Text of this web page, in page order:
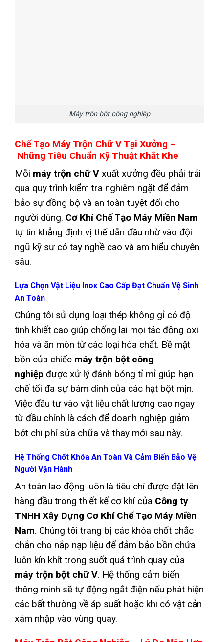
Máy trộn bột công nghiệp
Chế Tạo Máy Trộn Chữ V Tại Xưởng –
Những Tiêu Chuẩn Kỹ Thuật Khắt Khe
Mỗi máy trộn chữ V xuất xưởng đều phải trải
qua quy trình kiểm tra nghiêm ngặt để đảm
bảo sự đồng bộ và an toàn tuyệt đối cho
người dùng. Cơ Khí Chế Tạo Máy Miền Nam
tự tin khẳng định vị thế dẫn đầu nhờ vào đội
ngũ kỹ sư có tay nghề cao và am hiểu chuyên
sâu.
Lựa Chọn Vật Liệu Inox Cao Cấp Đạt Chuẩn Vệ Sinh
An Toàn
Chúng tôi sử dụng loại thép không gỉ có độ
tinh khiết cao giúp chống lại mọi tác động oxi
hóa và ăn mòn từ các loại hóa chất. Bề mặt
bồn của chiếc máy trộn bột công
nghiệp được xử lý đánh bóng tỉ mỉ giúp hạn
chế tối đa sự bám dính của các hạt bột mịn.
Việc đầu tư vào vật liệu chất lượng cao ngay
từ đầu chính là cách để doanh nghiệp giảm
bớt chi phí sửa chữa và thay mới sau này.
Hệ Thống Chốt Khóa An Toàn Và Cảm Biến Bảo Vệ
Người Vận Hành
An toàn lao động luôn là tiêu chí được đặt lên
hàng đầu trong thiết kế cơ khí của Công ty
TNHH Xây Dựng Cơ Khí Chế Tạo Máy Miền
Nam. Chúng tôi trang bị các khóa chốt chắc
chắn cho nắp nạp liệu để đảm bảo bồn chứa
luôn kín khít trong suốt quá trình quay của
máy trộn bột chữ V. Hệ thống cảm biến
thông minh sẽ tự động ngắt điện nếu phát hiện
các bất thường về áp suất hoặc khi có vật cản
xâm nhập vào vùng quay.